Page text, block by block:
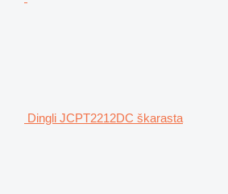
Dingli JCPT2212DC škarasta